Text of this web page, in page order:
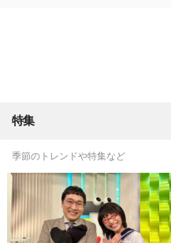
特集
季節のトレンドや特集など